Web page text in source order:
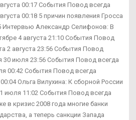
00:17 События Повод всегда
00:18 5 причин появления Гросса
Интервью Александр Селифонов: В
4 августа 21:10 События Повод
2 августа 23:56 События Повод
30 июля 23:56 События Повод всегда
00:42 События Повод всегда
Ольга Вилухина: К сборной России
июля 11:02 События Повод всегда
в кризис 2008 года многие банки
а теперь санкции Запада